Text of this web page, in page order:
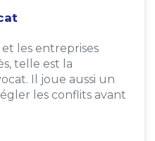
les entreprises
telle est la
Il joue aussi un
les conflits avant